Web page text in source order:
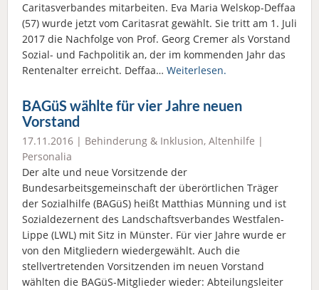
Caritasverbandes mitarbeiten. Eva Maria Welskop-Deffaa
(57) wurde jetzt vom Caritasrat gewählt. Sie tritt am 1. Juli
2017 die Nachfolge von Prof. Georg Cremer als Vorstand
Sozial- und Fachpolitik an, der im kommenden Jahr das
Rentenalter erreicht. Deffaa… Weiterlesen.
BAGüS wählte für vier Jahre neuen
Vorstand
17.11.2016 | Behinderung & Inklusion, Altenhilfe |
Personalia
Der alte und neue Vorsitzende der
Bundesarbeitsgemeinschaft der überörtlichen Träger
der Sozialhilfe (BAGüS) heißt Matthias Münning und ist
Sozialdezernent des Landschaftsverbandes Westfalen-
Lippe (LWL) mit Sitz in Münster. Für vier Jahre wurde er
von den Mitgliedern wiedergewählt. Auch die
stellvertretenden Vorsitzenden im neuen Vorstand
wählten die BAGüS-Mitglieder wieder: Abteilungsleiter